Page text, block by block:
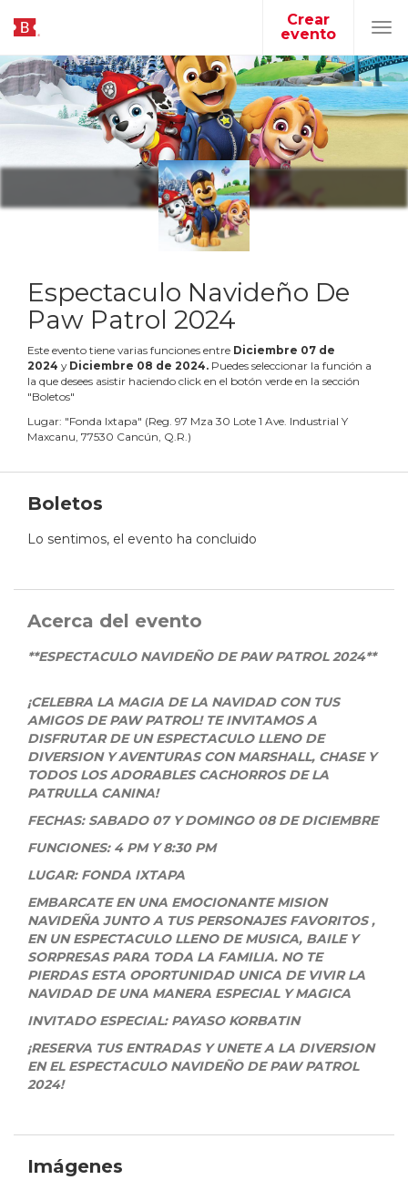
Crear
evento
Espectaculo Navideño De
Paw Patrol 2024
Este evento tiene varias funciones entre Diciembre 07 de
2024 y Diciembre 08 de 2024. Puedes seleccionar la función a
la que desees asistir haciendo click en el botón verde en la sección
"Boletos"
Lugar: "Fonda Ixtapa" (Reg. 97 Mza 30 Lote 1 Ave. Industrial Y
Maxcanu, 77530 Cancún, Q.R.)
Boletos
Lo sentimos, el evento ha concluido
Acerca del evento
**ESPECTACULO NAVIDEÑO DE PAW PATROL 2024**
¡CELEBRA LA MAGIA DE LA NAVIDAD CON TUS
AMIGOS DE PAW PATROL! TE INVITAMOS A
DISFRUTAR DE UN ESPECTACULO LLENO DE
DIVERSION Y AVENTURAS CON MARSHALL, CHASE Y
TODOS LOS ADORABLES CACHORROS DE LA
PATRULLA CANINA!
FECHAS: SABADO 07 Y DOMINGO 08 DE DICIEMBRE
FUNCIONES: 4 PM Y 8:30 PM
LUGAR: FONDA IXTAPA
EMBARCATE EN UNA EMOCIONANTE MISION
NAVIDEÑA JUNTO A TUS PERSONAJES FAVORITOS ,
EN UN ESPECTACULO LLENO DE MUSICA, BAILE Y
SORPRESAS PARA TODA LA FAMILIA. NO TE
PIERDAS ESTA OPORTUNIDAD UNICA DE VIVIR LA
NAVIDAD DE UNA MANERA ESPECIAL Y MAGICA
INVITADO ESPECIAL: PAYASO KORBATIN
¡RESERVA TUS ENTRADAS Y UNETE A LA DIVERSION
EN EL ESPECTACULO NAVIDEÑO DE PAW PATROL
2024!
Imágenes